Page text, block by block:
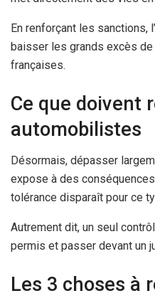
En renforçant les sanctions,
baisser les grands excès
françaises.
Ce que doivent
automobilistes
Désormais, dépasser
expose à des
tolérance disparaît pour ce
Autrement dit, un seul
permis et passer devant un
Les 3 choses à